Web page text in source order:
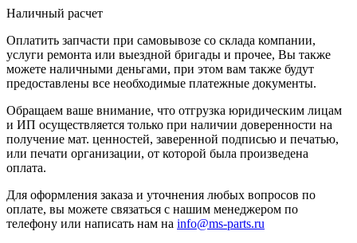
Наличный расчет
Оплатить запчасти при самовывозе со склада компании,
услуги ремонта или выездной бригады и прочее, Вы также
можете наличными деньгами, при этом вам также будут
предоставлены все необходимые платежные документы.
Обращаем ваше внимание, что отгрузка юридическим лицам
и ИП осуществляется только при наличии доверенности на
получение мат. ценностей, заверенной подписью и печатью,
или печати организации, от которой была произведена
оплата.
Для оформления заказа и уточнения любых вопросов по
оплате, вы можете связаться с нашим менеджером по
телефону или написать нам на info@ms-parts.ru